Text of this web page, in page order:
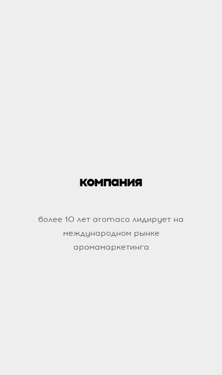
компания
более 10 лет aromaco лидирует на
международном рынке
аромамаркетинга